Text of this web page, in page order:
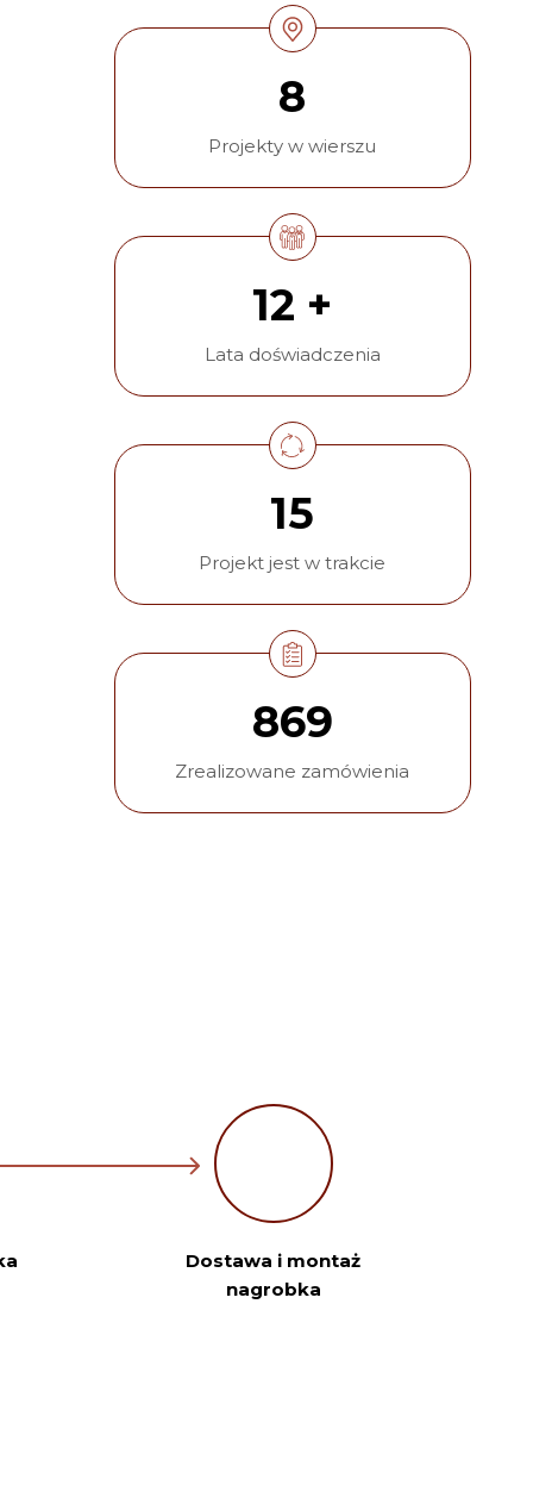
8
Projekty w wierszu
12 +
Lata doświadczenia
15
Projekt jest w trakcie
869
Zrealizowane zamówienia
Dostawa i montaż
nagrobka